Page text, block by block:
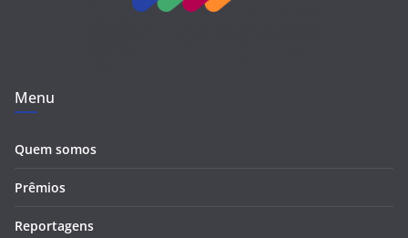
Menu
Quem somos
Prêmios
Reportagens